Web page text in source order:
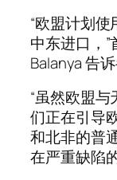
“欧盟计划
中东进口，
Balanya 告
“虽然欧盟
们正在引导
和北非的普
在严重缺陷